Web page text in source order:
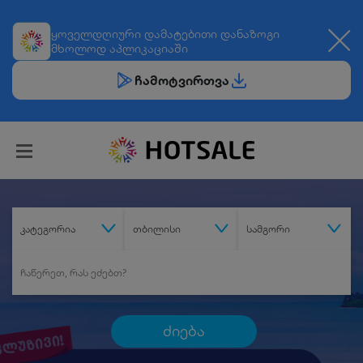
ყოველდღიური დამატებითი დანაზოგი
მხოლოდ აპლიკაციაში
ჩამოტვირთვა
კატეგორია თბილისი სამგორი
ძიება